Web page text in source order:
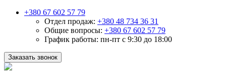
+380 67 602 57 79
Отдел продаж: +380 48 734 36 31
Общие вопросы: +380 67 602 57 79
График работы: пн-пт с 9:30 до 18:00
Заказать звонок